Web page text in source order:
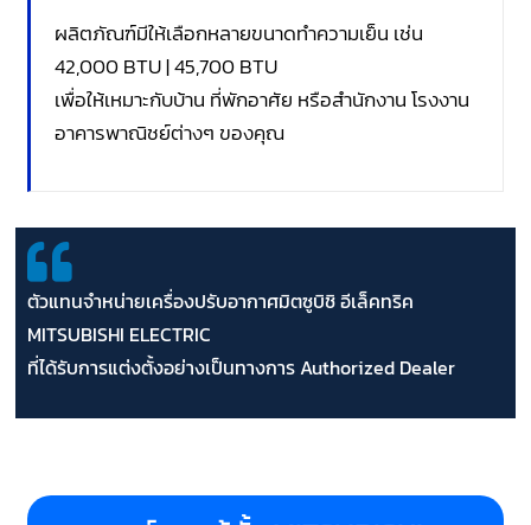
ผลิตภัณฑ์มีให้เลือกหลายขนาดทำความเย็น เช่น
42,000 BTU | 45,700 BTU
เพื่อให้เหมาะกับบ้าน ที่พักอาศัย หรือสำนักงาน โรงงาน
อาคารพาณิชย์ต่างๆ ของคุณ
ตัวแทนจำหน่ายเครื่องปรับอากาศมิตซูบิชิ อีเล็คทริค
MITSUBISHI ELECTRIC
ที่ได้รับการแต่งตั้งอย่างเป็นทางการ Authorized Dealer